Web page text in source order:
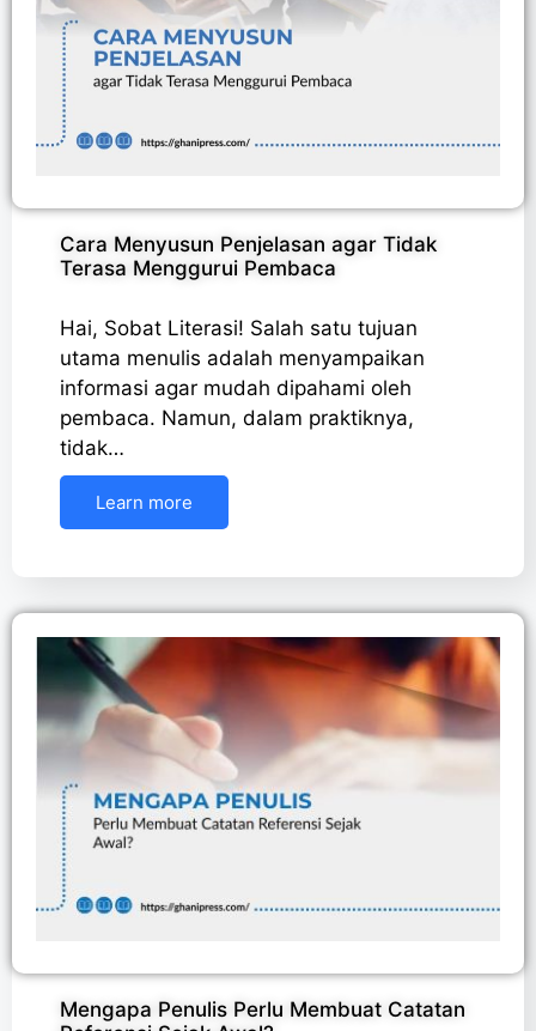
Cara Menyusun Penjelasan agar Tidak
Terasa Menggurui Pembaca
Hai, Sobat Literasi! Salah satu tujuan
utama menulis adalah menyampaikan
informasi agar mudah dipahami oleh
pembaca. Namun, dalam praktiknya,
tidak…
Learn more
Mengapa Penulis Perlu Membuat Catatan